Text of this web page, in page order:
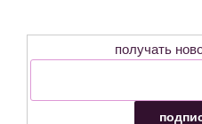
получать